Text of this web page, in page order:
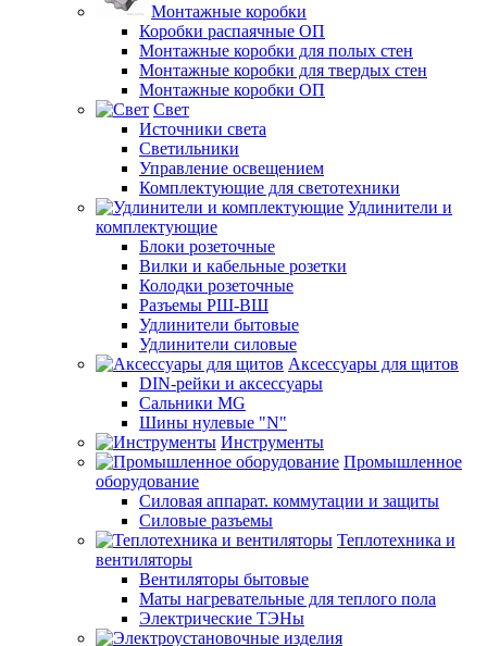
Монтажные коробки
Коробки распаячные ОП
Монтажные коробки для полых стен
Монтажные коробки для твердых стен
Монтажные коробки ОП
Свет
Источники света
Светильники
Управление освещением
Комплектующие для светотехники
Удлинители и
комплектующие
Блоки розеточные
Вилки и кабельные розетки
Колодки розеточные
Разъемы РШ-ВШ
Удлинители бытовые
Удлинители силовые
Аксессуары для щитов
DIN-рейки и аксессуары
Сальники MG
Шины нулевые "N"
Инструменты
Промышленное
оборудование
Силовая аппарат. коммутации и защиты
Силовые разъемы
Теплотехника и
вентиляторы
Вентиляторы бытовые
Маты нагревательные для теплого пола
Электрические ТЭНы